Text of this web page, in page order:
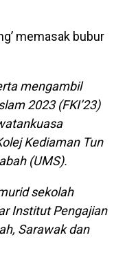
memasak bubur
mengambil
2023 (FKI’23)
Kediaman Tun
(UMS).
sekolah
Institut Pengajian
Sarawak dan